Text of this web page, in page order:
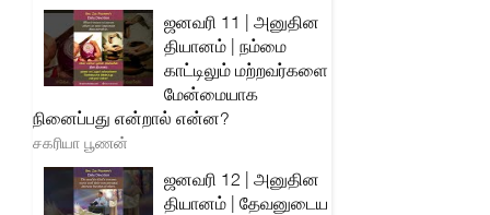
ஜனவரி 11 | அனுதின
தியானம் | நம்மை
காட்டிலும் மற்றவர்களை
மேன்மையாக
நினைப்பது என்றால் என்ன?
சகரியா பூணன்
ஜனவரி 12 | அனுதின
தியானம் | தேவனுடைய